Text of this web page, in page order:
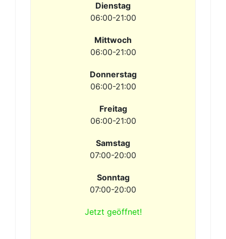
Dienstag
06:00-21:00
Mittwoch
06:00-21:00
Donnerstag
06:00-21:00
Freitag
06:00-21:00
Samstag
07:00-20:00
Sonntag
07:00-20:00
Jetzt geöffnet!